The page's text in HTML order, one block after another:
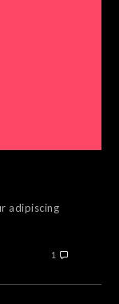
adipiscing
1